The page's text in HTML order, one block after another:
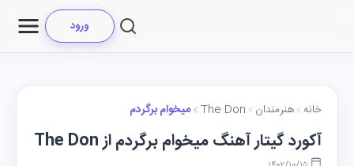
ورود
خانه هنرمندان The Don میخوام برگردم
آکورد گیتار آهنگ میخوام برگردم از The Don